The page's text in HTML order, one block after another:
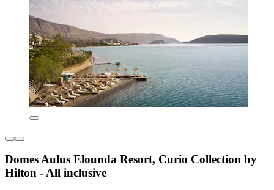
Domes Aulus Elounda Resort, Curio Collection by
Hilton - All inclusive